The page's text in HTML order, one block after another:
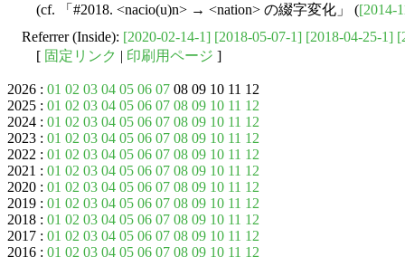
(cf. 「#2018. <nacio(u)n> → <nation> の綴字変化」 ([2014-
Referrer (Inside): [2020-02-14-1] [2018-05-07-1] [2018-04-25-1]
[ 固定リンク | 印刷用ページ ]
2026 : 01 02 03 04 05 06 07 08 09 10 11 12
2025 : 01 02 03 04 05 06 07 08 09 10 11 12
2024 : 01 02 03 04 05 06 07 08 09 10 11 12
2023 : 01 02 03 04 05 06 07 08 09 10 11 12
2022 : 01 02 03 04 05 06 07 08 09 10 11 12
2021 : 01 02 03 04 05 06 07 08 09 10 11 12
2020 : 01 02 03 04 05 06 07 08 09 10 11 12
2019 : 01 02 03 04 05 06 07 08 09 10 11 12
2018 : 01 02 03 04 05 06 07 08 09 10 11 12
2017 : 01 02 03 04 05 06 07 08 09 10 11 12
2016 : 01 02 03 04 05 06 07 08 09 10 11 12